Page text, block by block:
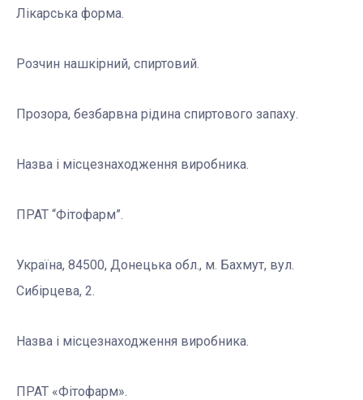
Лікарська форма.
Розчин нашкірний, спиртовий.
Прозора, безбарвна рідина спиртового запаху.
Назва і місцезнаходження виробника.
ПРАТ “Фітофарм”.
Україна, 84500, Донецька обл., м. Бахмут, вул.
Сибірцева, 2.
Назва і місцезнаходження виробника.
ПРАТ «Фітофарм».